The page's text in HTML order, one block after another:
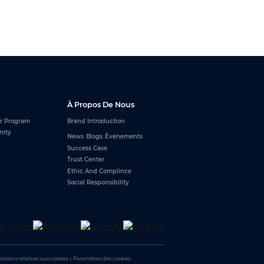
Program
À Propos De Nous
Brand Introduction
News Blogs Événements
Success Case
Trust Center
Ethic And Complince
Social Responsibility
relatives aux cookies｜ Paramètres des cookies